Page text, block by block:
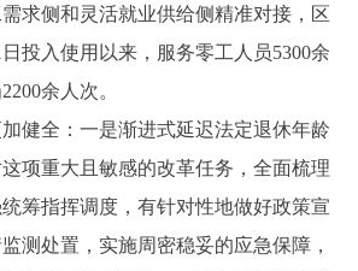
求侧和灵活就业供给侧精准对接，区
投入使用以来，服务零工人员5300余
余人次。
全：一是渐进式延迟法定退休年龄
项重大且敏感的改革任务，全面梳理
筹指挥调度，有针对性地做好政策宣
测处置，实施周密稳妥的应急保障，